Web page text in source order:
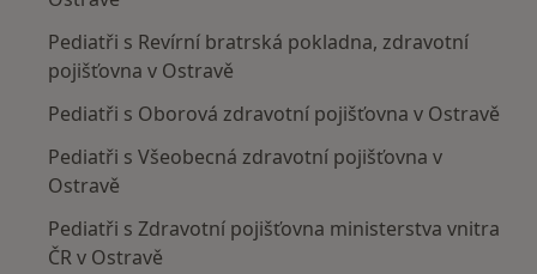
Pediatři s Revírní bratrská pokladna, zdravotní
pojišťovna v Ostravě
Pediatři s Oborová zdravotní pojišťovna v Ostravě
Pediatři s Všeobecná zdravotní pojišťovna v
Ostravě
Pediatři s Zdravotní pojišťovna ministerstva vnitra
ČR v Ostravě